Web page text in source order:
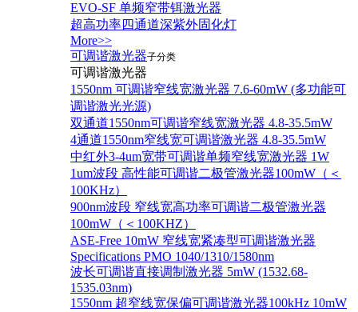
EVO-SF 单频窄带铒激光器
超高功率四通道深紫外固化灯
More>>
可调谐激光器子分类
可调谐激光器
1550nm 可调谐窄线宽激光器 7.6-60mW (多功能可
调谐激光光源)
双通道1550nm可调谐窄线宽激光器 4.8-35.5mW
4通道1550nm窄线宽可调谐激光器 4.8-35.5mW
中红外3-4um宽带可调谐单频窄线宽激光器 1W
1um波段 高性能可调谐二极管激光器100mW（＜
100KHz）
900nm波段 窄线宽高功率可调谐二极管激光器
100mW（＜100KHZ）
ASE-Free 10mW 窄线宽紧凑型可调谐激光器
Specifications PMO 1040/1310/1580nm
波长可调谐直接调制激光器 5mW (1532.68-
1535.03nm)
1550nm 超窄线宽保偏可调谐激光器100kHz 10mW